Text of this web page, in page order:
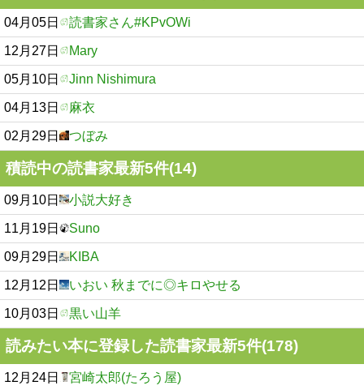
04月05日 読書家さん#KPvOWi
12月27日 Mary
05月10日 Jinn Nishimura
04月13日 麻衣
02月29日 つぼみ
積読中の読書家最新5件(14)
09月10日 小説大好き
11月19日 Suno
09月29日 KIBA
12月12日 いおい 秋までに◎キロやせる
10月03日 黒い山羊
読みたい本に登録した読書家最新5件(178)
12月24日 宮崎太郎(たろう屋)